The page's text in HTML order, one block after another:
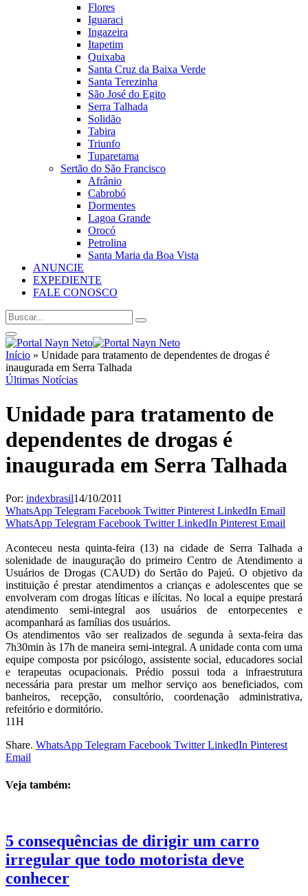
Flores
Iguaraci
Ingazeira
Itapetim
Quixaba
Santa Cruz da Baixa Verde
Santa Terezinha
São José do Egito
Serra Talhada
Solidão
Tabira
Triunfo
Tuparetama
Sertão do São Francisco
Afrânio
Cabrobó
Dormentes
Lagoa Grande
Orocó
Petrolina
Santa Maria da Boa Vista
ANUNCIE
EXPEDIENTE
FALE CONOSCO
Início » Unidade para tratamento de dependentes de drogas é
inaugurada em Serra Talhada
Últimas Notícias
Unidade para tratamento de
dependentes de drogas é
inaugurada em Serra Talhada
Por: indexbrasil14/10/2011
WhatsApp Telegram Facebook Twitter Pinterest LinkedIn Email
WhatsApp Telegram Facebook Twitter LinkedIn Pinterest Email
Aconteceu nesta quinta-feira (13) na cidade de Serra Talhada a
solenidade de inauguração do primeiro Centro de Atendimento a
Usuários de Drogas (CAUD) do Sertão do Pajeú. O objetivo da
instituição é prestar atendimentos a crianças e adolescentes que se
envolveram com drogas líticas e ilícitas. No local a equipe prestará
atendimento semi-integral aos usuários de entorpecentes e
acompanhará as famílias dos usuários.
Os atendimentos vão ser realizados de segunda à sexta-feira das
7h30min às 17h de maneira semi-integral. A unidade conta com uma
equipe composta por psicólogo, assistente social, educadores social
e terapeutas ocupacionais. Prédio possui toda a infraestrutura
necessária para prestar um melhor serviço aos beneficiados, com
banheiros, recepção, consultório, coordenação administrativa,
refeitório e dormitório.
11H
Share. WhatsApp Telegram Facebook Twitter LinkedIn Pinterest
Email
Veja também:
5 consequências de dirigir um carro
irregular que todo motorista deve
conhecer